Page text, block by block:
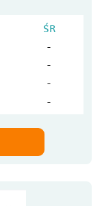
ŚR
-
-
-
-